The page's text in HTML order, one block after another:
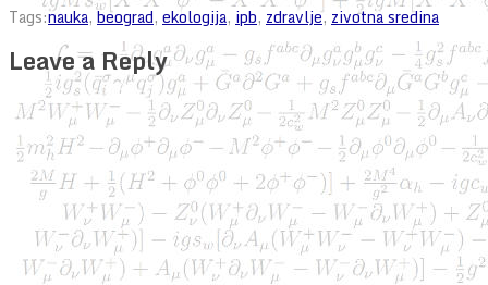
Tags:nauka,beograd, ekologija, ipb, zdravlje, zivotna sredina
Leave a Reply